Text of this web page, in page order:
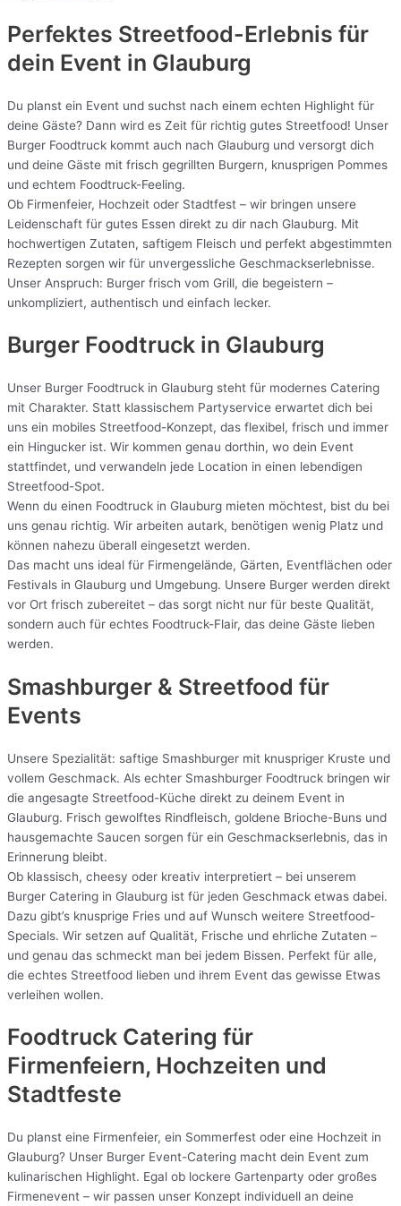
Perfektes Streetfood-Erlebnis für
dein Event in Glauburg
Du planst ein Event und suchst nach einem echten Highlight für
deine Gäste? Dann wird es Zeit für richtig gutes Streetfood! Unser
Burger Foodtruck kommt auch nach Glauburg und versorgt dich
und deine Gäste mit frisch gegrillten Burgern, knusprigen Pommes
und echtem Foodtruck-Feeling.
Ob Firmenfeier, Hochzeit oder Stadtfest – wir bringen unsere
Leidenschaft für gutes Essen direkt zu dir nach Glauburg. Mit
hochwertigen Zutaten, saftigem Fleisch und perfekt abgestimmten
Rezepten sorgen wir für unvergessliche Geschmackserlebnisse.
Unser Anspruch: Burger frisch vom Grill, die begeistern –
unkompliziert, authentisch und einfach lecker.
Burger Foodtruck in Glauburg
Unser Burger Foodtruck in Glauburg steht für modernes Catering
mit Charakter. Statt klassischem Partyservice erwartet dich bei
uns ein mobiles Streetfood-Konzept, das flexibel, frisch und immer
ein Hingucker ist. Wir kommen genau dorthin, wo dein Event
stattfindet, und verwandeln jede Location in einen lebendigen
Streetfood-Spot.
Wenn du einen Foodtruck in Glauburg mieten möchtest, bist du bei
uns genau richtig. Wir arbeiten autark, benötigen wenig Platz und
können nahezu überall eingesetzt werden.
Das macht uns ideal für Firmengelände, Gärten, Eventflächen oder
Festivals in Glauburg und Umgebung. Unsere Burger werden direkt
vor Ort frisch zubereitet – das sorgt nicht nur für beste Qualität,
sondern auch für echtes Foodtruck-Flair, das deine Gäste lieben
werden.
Smashburger & Streetfood für
Events
Unsere Spezialität: saftige Smashburger mit knuspriger Kruste und
vollem Geschmack. Als echter Smashburger Foodtruck bringen wir
die angesagte Streetfood-Küche direkt zu deinem Event in
Glauburg. Frisch gewolftes Rindfleisch, goldene Brioche-Buns und
hausgemachte Saucen sorgen für ein Geschmackserlebnis, das in
Erinnerung bleibt.
Ob klassisch, cheesy oder kreativ interpretiert – bei unserem
Burger Catering in Glauburg ist für jeden Geschmack etwas dabei.
Dazu gibt’s knusprige Fries und auf Wunsch weitere Streetfood-
Specials. Wir setzen auf Qualität, Frische und ehrliche Zutaten –
und genau das schmeckt man bei jedem Bissen. Perfekt für alle,
die echtes Streetfood lieben und ihrem Event das gewisse Etwas
verleihen wollen.
Foodtruck Catering für
Firmenfeiern, Hochzeiten und
Stadtfeste
Du planst eine Firmenfeier, ein Sommerfest oder eine Hochzeit in
Glauburg? Unser Burger Event-Catering macht dein Event zum
kulinarischen Highlight. Egal ob lockere Gartenparty oder großes
Firmenevent – wir passen unser Konzept individuell an deine